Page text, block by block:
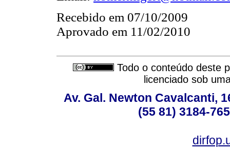
Recebido em 07/10/2009
Aprovado em 11/02/2010
Todo o conteúdo deste
licenciado sob
Av. Gal. Newton Cavalcanti,
(55 81) 3184-